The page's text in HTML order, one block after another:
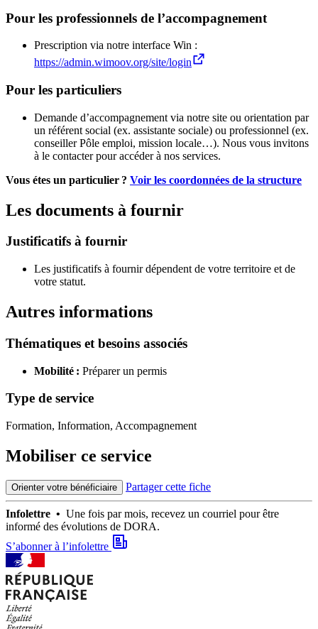
Pour les professionnels de l’accompagnement
Prescription via notre interface Win :
https://admin.wimoov.org/site/login
Pour les particuliers
Demande d’accompagnement via notre site ou orientation par
un référent social (ex. assistante sociale) ou professionnel (ex.
conseiller Pôle emploi, mission locale…). Nous vous invitons
à le contacter pour accéder à nos services.
Vous étes un particulier ? Voir les coordonnées de la structure
Les documents à fournir
Justificatifs à fournir
Les justificatifs à fournir dépendent de votre territoire et de
votre statut.
Autres informations
Thématiques et besoins associés
Mobilité : Préparer un permis
Type de service
Formation, Information, Accompagnement
Mobiliser ce service
Orienter votre bénéficiaire Partager cette fiche
Infolettre • Une fois par mois, recevez un courriel pour être
informé des évolutions de DORA.
S’abonner à l’infolettre